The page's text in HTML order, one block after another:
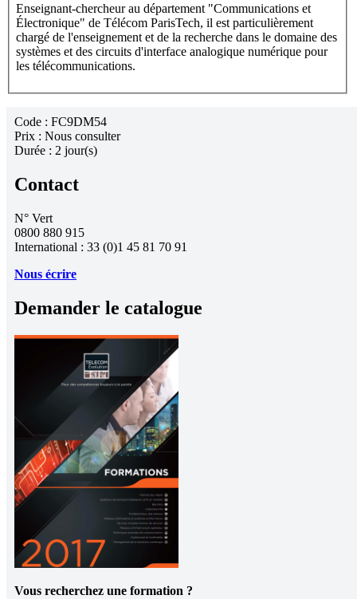
Enseignant-chercheur au département "Communications et
Électronique" de Télécom ParisTech, il est particulièrement
chargé de l'enseignement et de la recherche dans le domaine des
systèmes et des circuits d'interface analogique numérique pour
les télécommunications.
Code : FC9DM54
Prix : Nous consulter
Durée : 2 jour(s)
Contact
N° Vert
0800 880 915
International : 33 (0)1 45 81 70 91
Nous écrire
Demander le catalogue
Vous recherchez une formation ?